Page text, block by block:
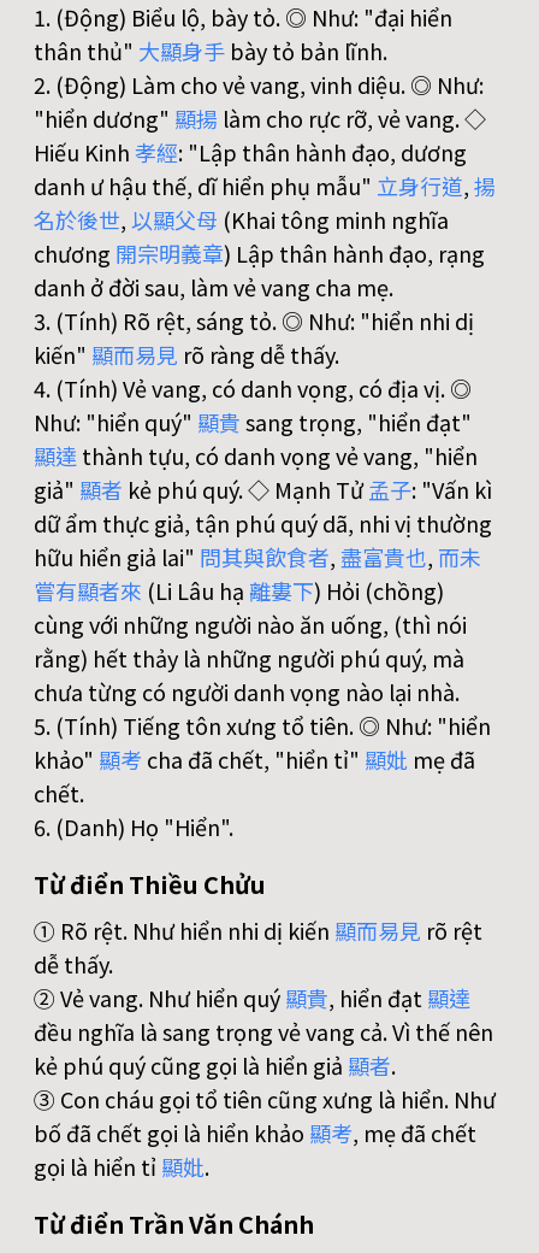
1. (Động) Biểu lộ, bày tỏ. ◎ Như: "đại hiển
thân thủ" 大顯身手 bày tỏ bản lĩnh.
2. (Động) Làm cho vẻ vang, vinh diệu. ◎ Như:
"hiển dương" 顯揚 làm cho rực rỡ, vẻ vang. ◇
Hiếu Kinh孝經: "Lập thân hành đạo, dương
danh ư hậu thế, dĩ hiển phụ mẫu" 立身行道,揚
名於後世,以顯父母 (Khai tông minh nghĩa
chương 開宗明義章) Lập thân hành đạo, rạng
danh ở đời sau, làm vẻ vang cha mẹ.
3. (Tính) Rõ rệt, sáng tỏ. ◎ Như: "hiển nhi dị
kiến" 顯而易見 rõ ràng dễ thấy.
4. (Tính) Vẻ vang, có danh vọng, có địa vị. ◎
Như: "hiển quý" 顯貴sang trọng, "hiển đạt"
顯達 thành tựu, có danh vọng vẻ vang, "hiển
giả" 顯者 kẻ phú quý. ◇ Mạnh Tử孟子: "Vấn kì
dữ ẩm thực giả, tận phú quý dã, nhi vị thường
hữu hiển giả lai" 問其與飲食者, 盡富貴也, 而未
嘗有顯者來 (Li Lâu hạ 離婁下) Hỏi (chồng)
cùng với những người nào ăn uống, (thì nói
rằng) hết thảy là những người phú quý, mà
chưa từng có người danh vọng nào lại nhà.
5. (Tính) Tiếng tôn xưng tổ tiên. ◎ Như: "hiển
khảo" 顯考 cha đã chết, "hiển tỉ" 顯妣 mẹ đã
chết.
6. (Danh) Họ "Hiển".
Từ điển Thiều Chửu
① Rõ rệt. Như hiển nhi dị kiến 顯而易見 rõ rệt
dễ thấy.
② Vẻ vang. Như hiển quý顯貴, hiển đạt 顯達
đều nghĩa là sang trọng vẻ vang cả. Vì thế nên
kẻ phú quý cũng gọi là hiển giả 顯者.
③ Con cháu gọi tổ tiên cũng xưng là hiển. Như
bố đã chết gọi là hiển khảo 顯考, mẹ đã chết
gọi là hiển tỉ 顯妣.
Từ điển Trần Văn Chánh